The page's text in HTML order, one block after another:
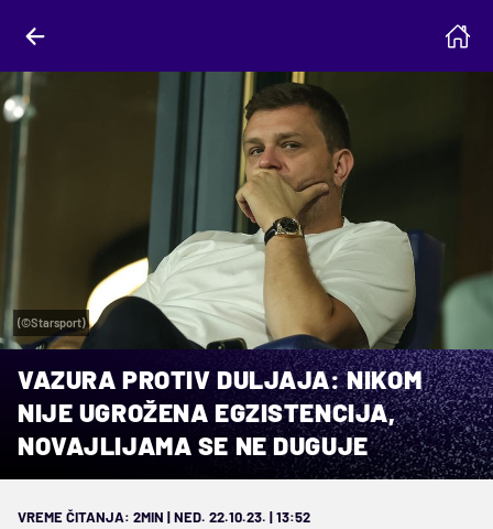
(©Starsport)
VAZURA PROTIV DULJAJA: NIKOM
NIJE UGROŽENA EGZISTENCIJA,
NOVAJLIJAMA SE NE DUGUJE
VREME ČITANJA: 2MIN | NED. 22.10.23. | 13:52